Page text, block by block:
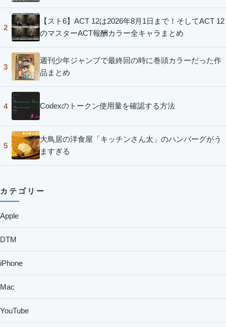
2
【スト6】ACT 12は2026年8月1日まで！そしてACT 12
のマスターACT報酬カラー全キャラまとめ
3
週刊少年ジャンプで最終回の時に巻頭カラーだった作
品まとめ
4 Codexのトークン使用量を確認する方法
5
大鳥居の洋食屋「キッチンさん太」のハンバーグがう
ますぎる
カテゴリー
Apple
DTM
iPhone
Mac
YouTube